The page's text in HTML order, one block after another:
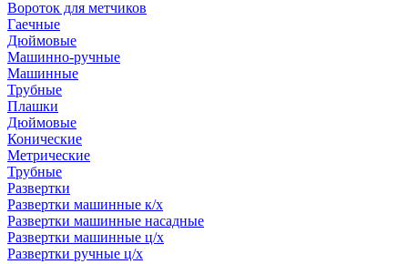
Вороток для метчиков
Гаечные
Дюймовые
Машинно-ручные
Машинные
Трубные
Плашки
Дюймовые
Конические
Метрические
Трубные
Развертки
Развертки машинные к/х
Развертки машинные насадные
Развертки машинные ц/х
Развертки ручные ц/х